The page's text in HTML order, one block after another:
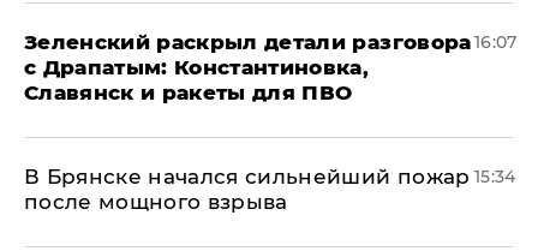
​Зеленский раскрыл детали разговора
с Драпатым: Константиновка,
Славянск и ракеты для ПВО
16:07
В Брянске начался сильнейший пожар
после мощного взрыва
15:34